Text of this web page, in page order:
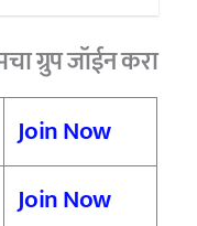
ग्रुप जॉईन करा
Join Now
Join Now